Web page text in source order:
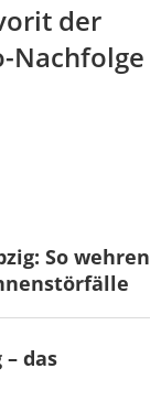
der
Nachfolge
So wehren
das